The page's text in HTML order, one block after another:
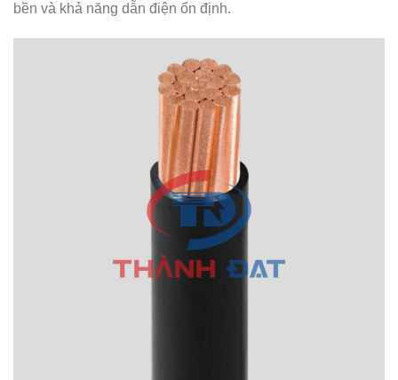
bền và khả năng dẫn điện ổn định.